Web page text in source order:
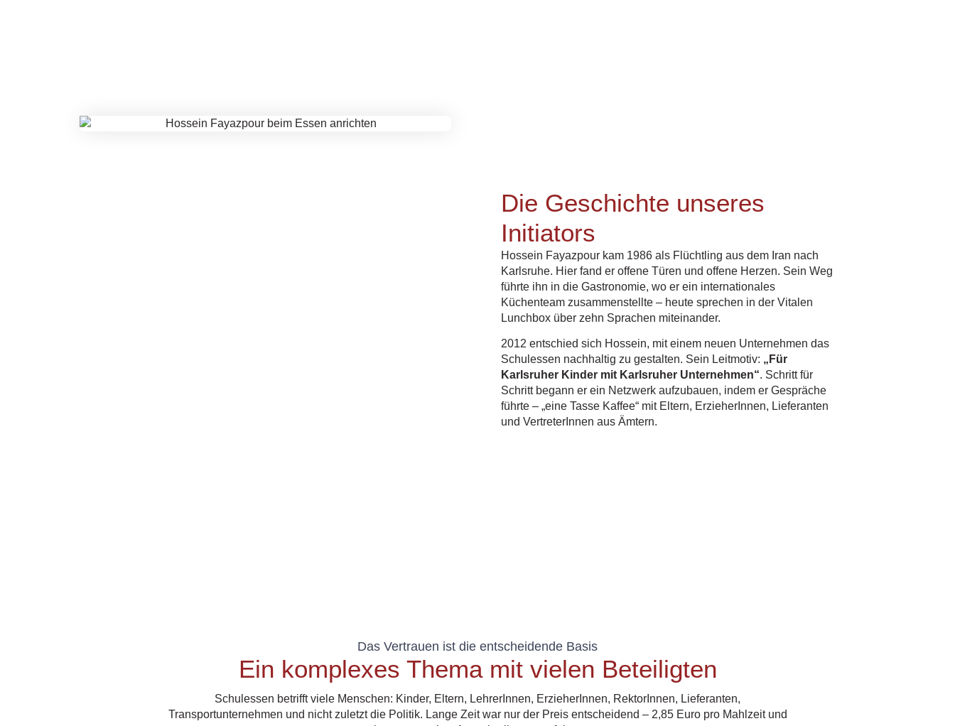
Die Geschichte unseres
Initiators
Hossein Fayazpour kam 1986 als Flüchtling aus dem Iran nach
Karlsruhe. Hier fand er offene Türen und offene Herzen. Sein Weg
führte ihn in die Gastronomie, wo er ein internationales
Küchenteam zusammenstellte – heute sprechen in der Vitalen
Lunchbox über zehn Sprachen miteinander.
2012 entschied sich Hossein, mit einem neuen Unternehmen das
Schulessen nachhaltig zu gestalten. Sein Leitmotiv: „Für
Karlsruher Kinder mit Karlsruher Unternehmen“. Schritt für
Schritt begann er ein Netzwerk aufzubauen, indem er Gespräche
führte – „eine Tasse Kaffee“ mit Eltern, ErzieherInnen, Lieferanten
und VertreterInnen aus Ämtern.
Das Vertrauen ist die entscheidende Basis
Ein komplexes Thema mit vielen Beteiligten
Schulessen betrifft viele Menschen: Kinder, Eltern, LehrerInnen, ErzieherInnen, RektorInnen, Lieferanten,
Transportunternehmen und nicht zuletzt die Politik. Lange Zeit war nur der Preis entscheidend – 2,85 Euro pro Mahlzeit und